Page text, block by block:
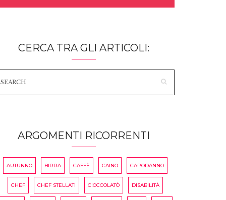
CERCA TRA GLI ARTICOLI:
ARGOMENTI RICORRENTI
AUTUNNO BIRRA CAFFÈ CAINO CAPODANNO
CHEF CHEF STELLATI CIOCCOLATÒ DISABILITÀ